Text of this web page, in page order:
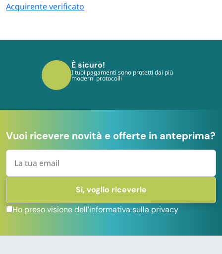
Acquirente verificato
È sicuro!
I tuoi pagamenti sono protetti dai più
moderni protocolli
Vuoi ricevere novità e offerte in anteprima?
Ho preso visione dell’informativa sulla privacy